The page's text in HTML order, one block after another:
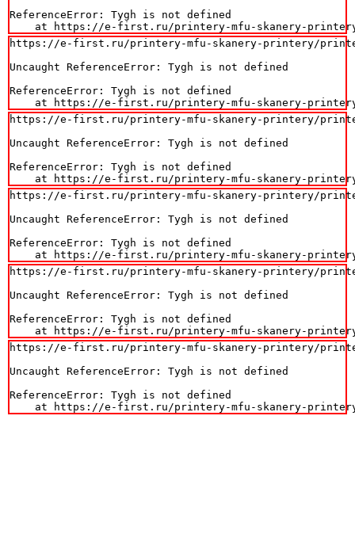
ReferenceError: Tygh is not defined
at https://e-first.ru/printery-mfu-skanery-
https://e-first.ru/printery-mfu-skanery-printery/
Uncaught ReferenceError: Tygh is not defined
ReferenceError: Tygh is not defined
at https://e-first.ru/printery-mfu-skanery-
https://e-first.ru/printery-mfu-skanery-printery/
Uncaught ReferenceError: Tygh is not defined
ReferenceError: Tygh is not defined
at https://e-first.ru/printery-mfu-skanery-
https://e-first.ru/printery-mfu-skanery-printery/
Uncaught ReferenceError: Tygh is not defined
ReferenceError: Tygh is not defined
at https://e-first.ru/printery-mfu-skanery-
https://e-first.ru/printery-mfu-skanery-printery/
Uncaught ReferenceError: Tygh is not defined
ReferenceError: Tygh is not defined
at https://e-first.ru/printery-mfu-skanery-
https://e-first.ru/printery-mfu-skanery-printery/
Uncaught ReferenceError: Tygh is not defined
ReferenceError: Tygh is not defined
at https://e-first.ru/printery-mfu-skanery-